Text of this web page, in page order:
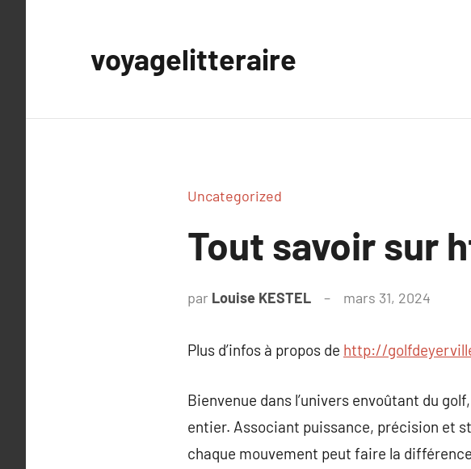
voyagelitteraire
Uncategorized
Tout savoir
par Louise KESTEL mars 31, 2024
Plus d’infos à propos de http://
Bienvenue dans l’univers envoûtant du
entier. Associant puissance, précision et
chaque mouvement peut faire la